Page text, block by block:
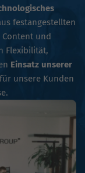
festangestellten
Content und
Flexibilität,
Einsatz unserer
unsere Kunden